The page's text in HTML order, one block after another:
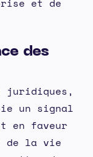
et de
des
juridiques,
un signal
en faveur
de la vie